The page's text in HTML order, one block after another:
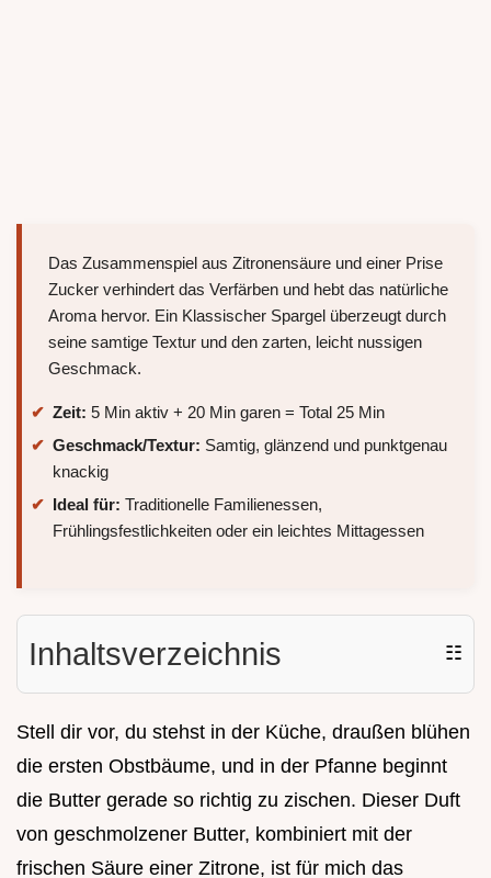
Das Zusammenspiel aus Zitronensäure und einer Prise
Zucker verhindert das Verfärben und hebt das natürliche
Aroma hervor. Ein Klassischer Spargel überzeugt durch
seine samtige Textur und den zarten, leicht nussigen
Geschmack.
Zeit: 5 Min aktiv + 20 Min garen = Total 25 Min
Geschmack/Textur: Samtig, glänzend und punktgenau
knackig
Ideal für: Traditionelle Familienessen,
Frühlingsfestlichkeiten oder ein leichtes Mittagessen
Inhaltsverzeichnis ☷
Stell dir vor, du stehst in der Küche, draußen blühen
die ersten Obstbäume, und in der Pfanne beginnt
die Butter gerade so richtig zu zischen. Dieser Duft
von geschmolzener Butter, kombiniert mit der
frischen Säure einer Zitrone, ist für mich das